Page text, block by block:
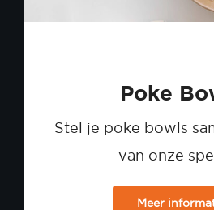
Poke
Stel je poke bowls
van onze
Meer